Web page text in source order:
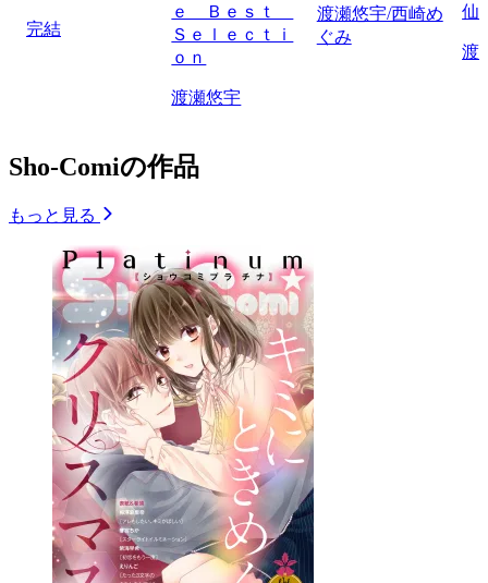
完結
ｅ Ｂｅｓｔ
Ｓｅｌｅｃｔｉ
ｏｎ
渡瀬悠宇
渡瀬悠宇/西崎め
ぐみ
仙
渡
Sho-Comiの作品
もっと見る